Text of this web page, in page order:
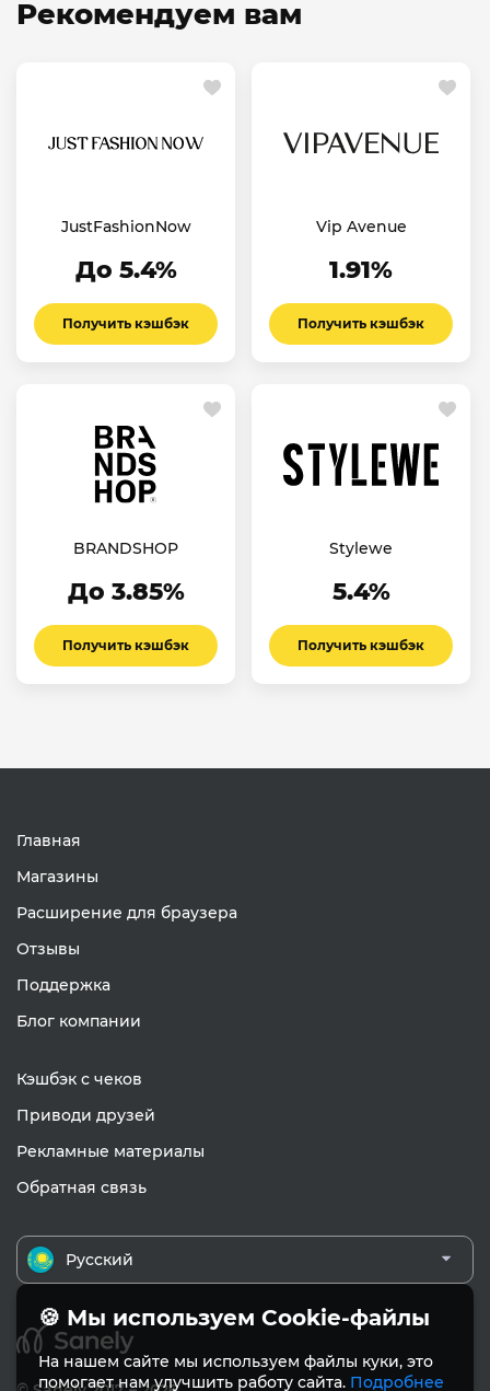
Рекомендуем вам
JustFashionNow
До 5.4%
Получить кэшбэк
Vip Avenue
1.91%
Получить кэшбэк
BRANDSHOP
До 3.85%
Получить кэшбэк
Stylewe
5.4%
Получить кэшбэк
Главная
Магазины
Расширение для браузера
Отзывы
Поддержка
Блог компании
Кэшбэк с чеков
Приводи друзей
Рекламные материалы
Обратная связь
Русский
🍪 Мы используем Cookie-файлы
На нашем сайте мы используем файлы куки, это
помогает нам улучшить работу сайта. Подробнее